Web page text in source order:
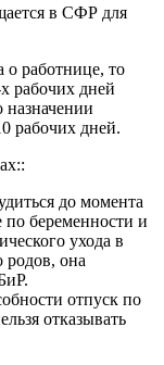
в СФР для
о работнице, то
рабочих дней
рабочих дней.
до момента
по беременности и
ухода в
родов, она
отпуск по
отказывать